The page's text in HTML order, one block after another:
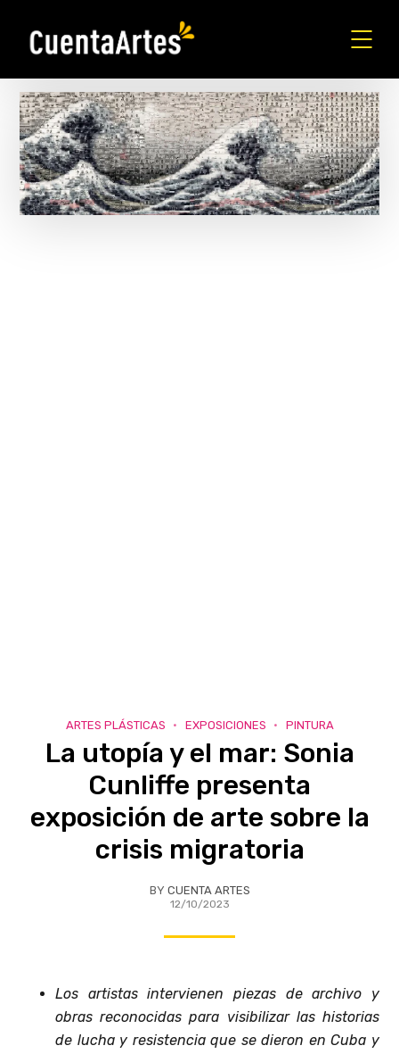
ARTES PLÁSTICAS EXPOSICIONES PINTURA
La utopía y el mar: Sonia
Cunliffe presenta
exposición de arte sobre la
crisis migratoria
BY CUENTA ARTES
12/10/2023
Los artistas intervienen piezas de archivo y
obras reconocidas para visibilizar las historias
de lucha y resistencia que se dieron en Cuba y